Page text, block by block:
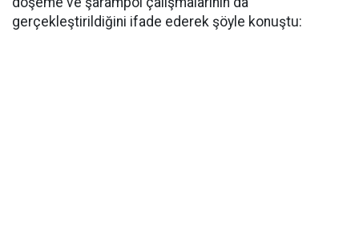
gerçekleştirildiğini ifade ederek şöyle konuştu: